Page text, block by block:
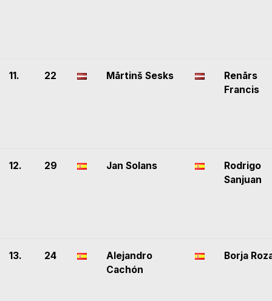
11. 22 Mārtinš Sesks
Renārs
Francis
12. 29 Jan Solans
Rodrigo
Sanjuan
13. 24
Alejandro
Cachón
Borja